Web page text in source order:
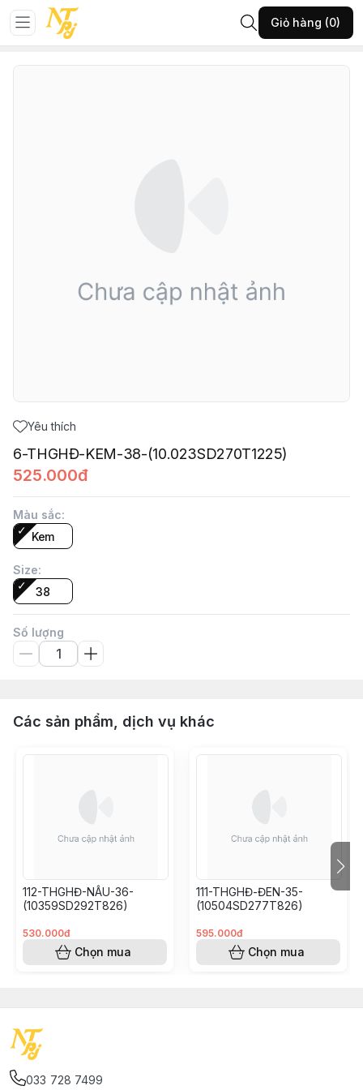
Giỏ hàng (0)
Trang chủ
6-THGHĐ-KEM-38-(10.023SD270T1225)
Yêu thích
6-THGHĐ-KEM-38-(10.023SD270T1225)
525.000đ
Màu sắc:
Kem
Size:
38
Số lượng
Các sản phẩm, dịch vụ khác
112-THGHĐ-NÂU-36-
(10359SD292T826)
530.000đ
Chọn mua
111-THGHĐ-ĐEN-35-
(10504SD277T826)
595.000đ
Chọn mua
033 728 7499